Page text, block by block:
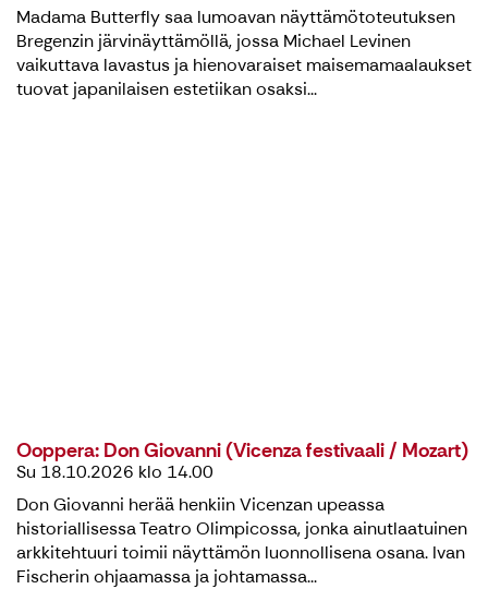
Madama Butterfly saa lumoavan näyttämötoteutuksen
Bregenzin järvinäyttämöllä, jossa Michael Levinen
vaikuttava lavastus ja hienovaraiset maisemamaalaukset
tuovat japanilaisen estetiikan osaksi...
Ooppera: Don Giovanni (Vicenza festivaali / Mozart)
Su 18.10.2026 klo 14.00
Don Giovanni herää henkiin Vicenzan upeassa
historiallisessa Teatro Olimpicossa, jonka ainutlaatuinen
arkkitehtuuri toimii näyttämön luonnollisena osana. Ivan
Fischerin ohjaamassa ja johtamassa...